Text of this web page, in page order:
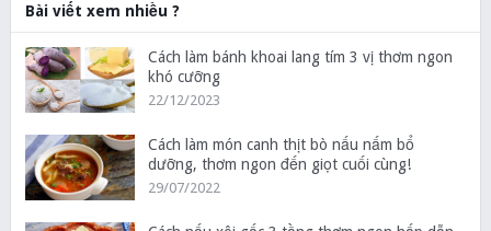
Bài viết xem nhiều ?
Cách làm bánh khoai lang tím 3 vị thơm ngon
khó cưỡng
22/12/2023
Cách làm món canh thịt bò nấu nấm bổ
dưỡng, thơm ngon đến giọt cuối cùng!
29/07/2022